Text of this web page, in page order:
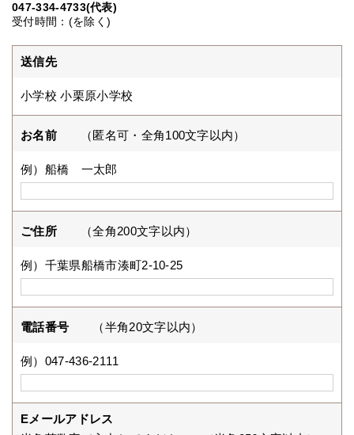
047-334-4733(代表)
受付時間：(を除く)
送信先
小学校 小栗原小学校
お名前 （匿名可・全角100文字以内）
例）船橋 一太郎
ご住所 （全角200文字以内）
例）千葉県船橋市湊町2-10-25
電話番号 （半角20文字以内）
例）047-436-2111
Eメールアドレス